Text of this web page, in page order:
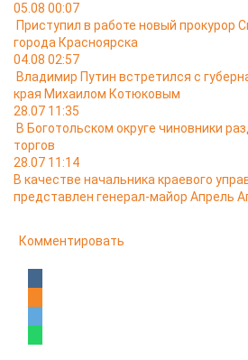
05.08 00:07
Приступил в работе новый прокурор
города Красноярска
04.08 02:57
Владимир Путин встретился с
края Михаилом Котюковым
28.07 11:35
В Боготольском округе чиновники
торгов
28.07 11:14
В качестве начальника краевого
представлен генерал-майор Апрель
Комментировать